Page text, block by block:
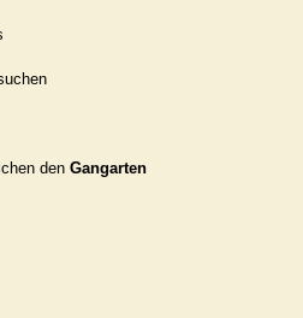
den Gangarten